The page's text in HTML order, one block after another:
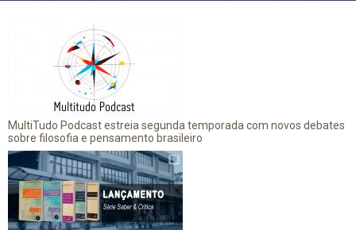
MultiTudo Podcast estreia segunda temporada com novos debates
sobre filosofia e pensamento brasileiro